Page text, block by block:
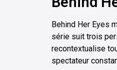
Behind Her Eyes
série suit trois
recontextualise
spectateur